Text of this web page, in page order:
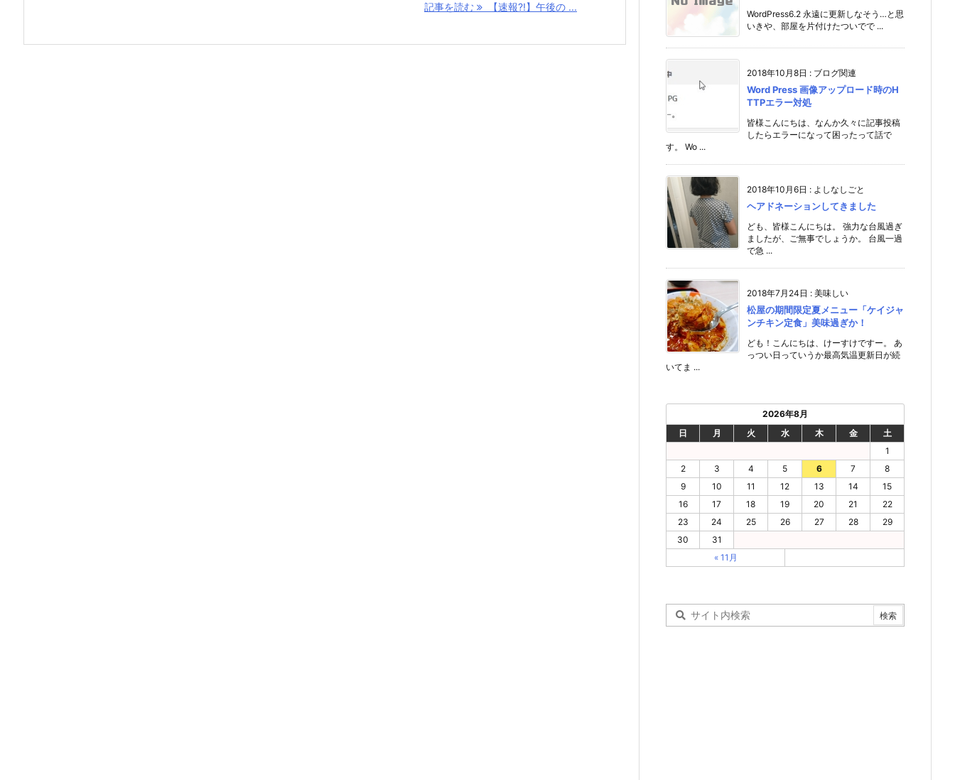
記事を読む 【速報?!】午後の ...
WordPress6.2 永遠に更新しなそう…と思
いきや、部屋を片付けたついでで ...
2018年10月8日 : ブログ関連
Word Press 画像アップロード時のH
TTPエラー対処
皆様こんにちは、なんか久々に記事投稿
したらエラーになって困ったって話で
す。 Wo ...
2018年10月6日 : よしなしごと
ヘアドネーションしてきました
ども、皆様こんにちは。 強力な台風過ぎ
ましたが、ご無事でしょうか。 台風一過
で急 ...
2018年7月24日 : 美味しい
松屋の期間限定夏メニュー「ケイジャ
ンチキン定食」美味過ぎか！
ども！こんにちは、けーすけですー。 あ
っつい日っていうか最高気温更新日が続
いてま ...
2026年8月
日
月 火 水 木 金
土
1
2
3 4 5 6 7
8
9
10 11 12 13 14
15
16
17 18 19 20 21
22
23
24 25 26 27 28
29
30
31
« 11月